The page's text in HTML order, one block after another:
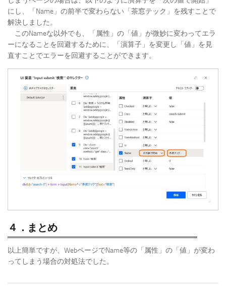
にし、「Name」の前半で変わらない「茶窓テック」を残すことで
解決しました。
このNameな以外でも、「属性」の「値」が微妙に変わってエラ
ーになることを回避するために、「演算子」を変更し「値」を見
直すことでエラーを回避することができます。
４．まとめ
以上簡単ですが、WebページでName等の「属性」の「値」が変わ
ってしまう場合の対処法でした。